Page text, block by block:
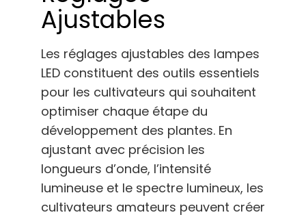
Ajustables
Les réglages ajustables des lampes
LED constituent des outils essentiels
pour les cultivateurs qui souhaitent
optimiser chaque étape du
développement des plantes. En
ajustant avec précision les
longueurs d’onde, l’intensité
lumineuse et le spectre lumineux, les
cultivateurs amateurs peuvent créer